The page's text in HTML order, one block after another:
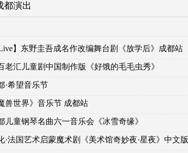
都演出
】东野圭吾成名作改编舞台剧《放学后》成都站
老汇儿童剧中国制作版《好饿的毛毛虫秀》
·希望音乐节
兽世界》音乐节 成都站
儿童钢琴名曲六一音乐会《冰雪奇缘》
·法国艺术启蒙魔术剧《美术馆奇妙夜·星夜》中文版